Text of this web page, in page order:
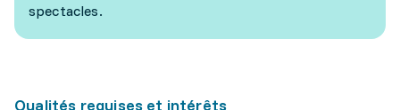
spectacles.
Qualités requises et intérêts